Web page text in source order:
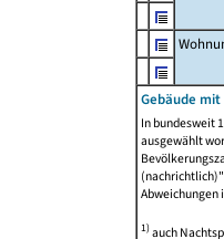
Gebäude
In bundesweit
ausgewählt
Abweichungen
1)auch